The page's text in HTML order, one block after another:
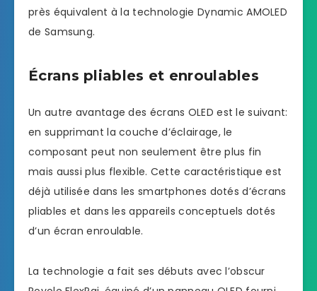
près équivalent à la technologie Dynamic AMOLED
de Samsung.
Écrans pliables et enroulables
Un autre avantage des écrans OLED est le suivant:
en supprimant la couche d’éclairage, le
composant peut non seulement être plus fin
mais aussi plus flexible. Cette caractéristique est
déjà utilisée dans les smartphones dotés d’écrans
pliables et dans les appareils conceptuels dotés
d’un écran enroulable.
La technologie a fait ses débuts avec l’obscur